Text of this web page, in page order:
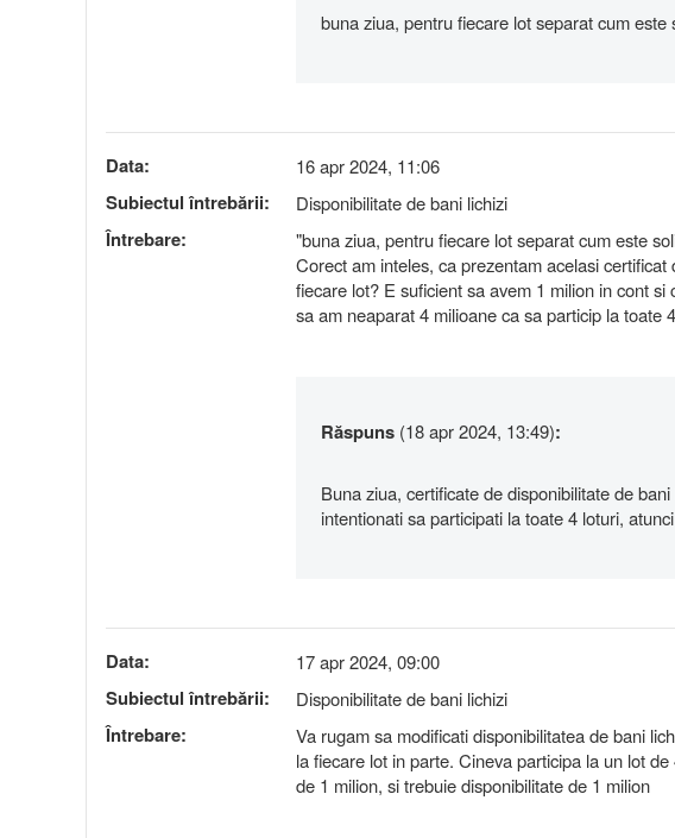
buna ziua, pentru fiecare lot separat cum este
Data: 16 apr 2024, 11:06
Subiectul întrebării: Disponibilitate de bani lichizi
Întrebare:
"buna ziua, pentru fiecare lot separat cum este
Corect am inteles, ca prezentam acelasi
fiecare lot? E suficient sa avem 1 milion in cont
sa am neaparat 4 milioane ca sa particip la toate
Răspuns (18 apr 2024, 13:49):
Buna ziua, certificate de disponibilitate de
intentionati sa participati la toate 4 loturi,
Data: 17 apr 2024, 09:00
Subiectul întrebării: Disponibilitate de bani lichizi
Întrebare:
Va rugam sa modificati disponibilitatea de bani
la fiecare lot in parte. Cineva participa la un lot
de 1 milion, si trebuie disponibilitate de 1 milion